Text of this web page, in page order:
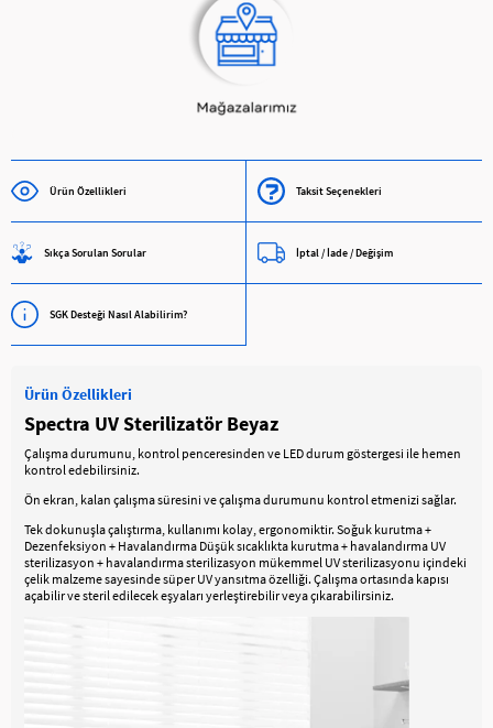
Ürün Özellikleri Taksit Seçenekleri
Sıkça Sorulan Sorular İptal / İade / Değişim
SGK Desteği Nasıl Alabilirim?
Ürün Özellikleri
Spectra UV Sterilizatör Beyaz
Çalışma durumunu, kontrol penceresinden ve LED durum göstergesi ile hemen
kontrol edebilirsiniz.
Ön ekran, kalan çalışma süresini ve çalışma durumunu kontrol etmenizi sağlar.
Tek dokunuşla çalıştırma, kullanımı kolay, ergonomiktir. Soğuk kurutma +
Dezenfeksiyon + Havalandırma Düşük sıcaklıkta kurutma + havalandırma UV
sterilizasyon + havalandırma sterilizasyon mükemmel UV sterilizasyonu içindeki
çelik malzeme sayesinde süper UV yansıtma özelliği. Çalışma ortasında kapısı
açabilir ve steril edilecek eşyaları yerleştirebilir veya çıkarabilirsiniz.